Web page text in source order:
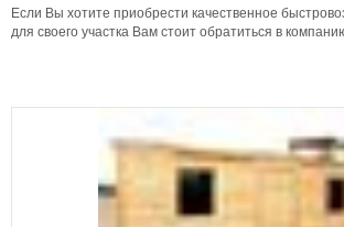
Если Вы хотите приобрести качественное
для своего участка Вам стоит обратиться в